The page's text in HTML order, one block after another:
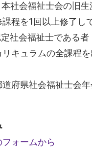
会福祉士会の旧生
程を1 回以上修了し
会福祉士である者
リキュラムの全課程
道府県社会福祉士会
フォームから